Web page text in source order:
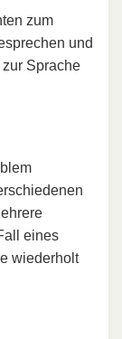
zum
und
Sprache
eines
wiederholt